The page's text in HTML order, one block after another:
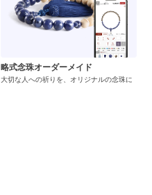
略式念珠オーダーメイド
大切な人への祈りを、オリジナルの念珠に